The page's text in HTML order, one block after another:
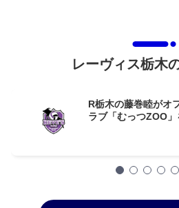
レーヴィス栃木
R栃木の藤巻睦がオ
ラブ「むっつZOO」